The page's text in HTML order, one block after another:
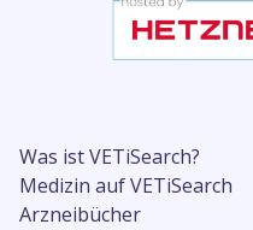
Was ist VETiSearch?
Medizin auf VETiSearch
Arzneibücher